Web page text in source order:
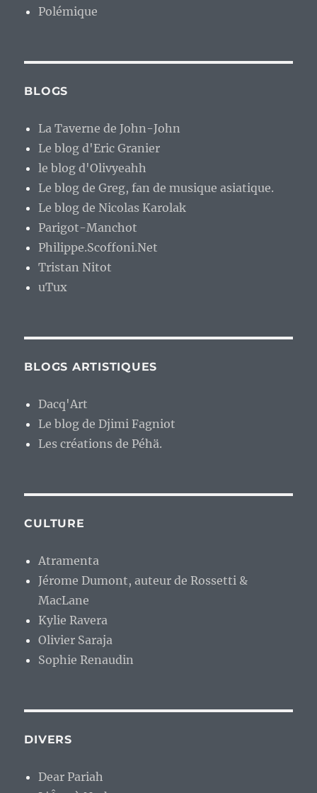
Polémique
BLOGS
La Taverne de John-John
Le blog d'Eric Granier
le blog d'Olivyeahh
Le blog de Greg, fan de musique asiatique.
Le blog de Nicolas Karolak
Parigot-Manchot
Philippe.Scoffoni.Net
Tristan Nitot
uTux
BLOGS ARTISTIQUES
Dacq'Art
Le blog de Djimi Fagniot
Les créations de Péhä.
CULTURE
Atramenta
Jérome Dumont, auteur de Rossetti &
MacLane
Kylie Ravera
Olivier Saraja
Sophie Renaudin
DIVERS
Dear Pariah